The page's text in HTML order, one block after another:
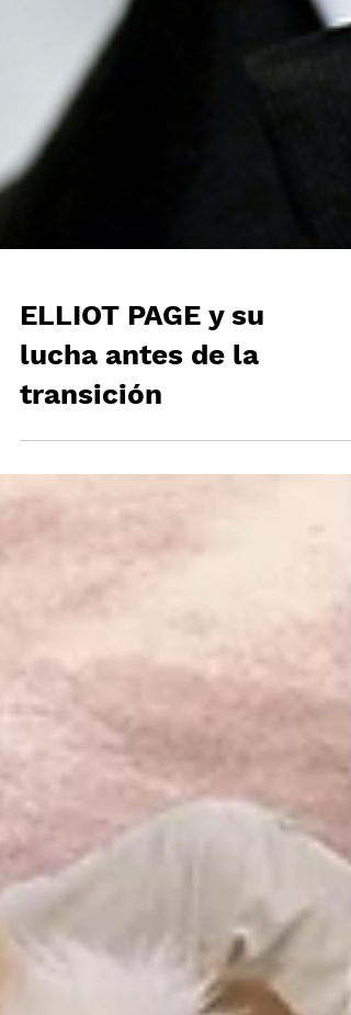
ELLIOT PAGE y su
lucha antes de la
transición